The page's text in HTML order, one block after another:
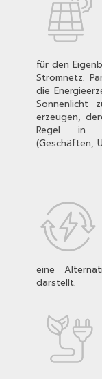
für den
Stromnetz.
die
Sonnenlicht
erzeugen,
Regel in
(Geschäften,
eine
darstellt.